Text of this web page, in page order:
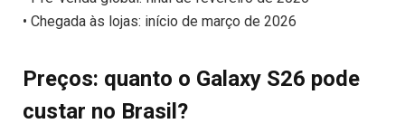
• Chegada às lojas: início de março de 2026
Preços: quanto o Galaxy S26 pode
custar no Brasil?